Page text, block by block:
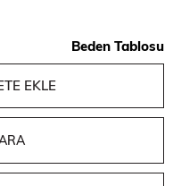
Beden Tablosu